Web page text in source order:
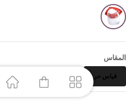
المقاس
قياس حر